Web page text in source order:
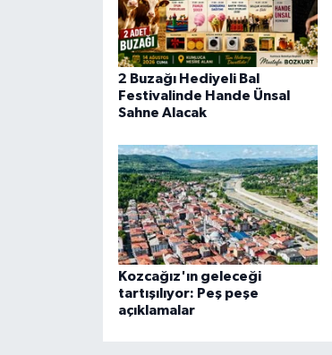
2 Buzağı Hediyeli Bal
Festivalinde Hande Ünsal
Sahne Alacak
Kozcağız'ın geleceği
tartışılıyor: Peş peşe
açıklamalar